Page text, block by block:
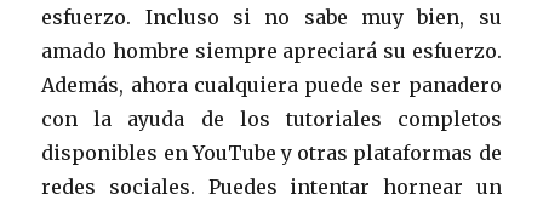
esfuerzo. Incluso si no sabe muy bien, su
amado hombre siempre apreciará su esfuerzo.
Además, ahora cualquiera puede ser panadero
con la ayuda de los tutoriales completos
disponibles en YouTube y otras plataformas de
redes sociales. Puedes intentar hornear un